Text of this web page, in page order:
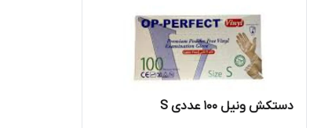
دستکش ونیل ۱۰۰ عددی S